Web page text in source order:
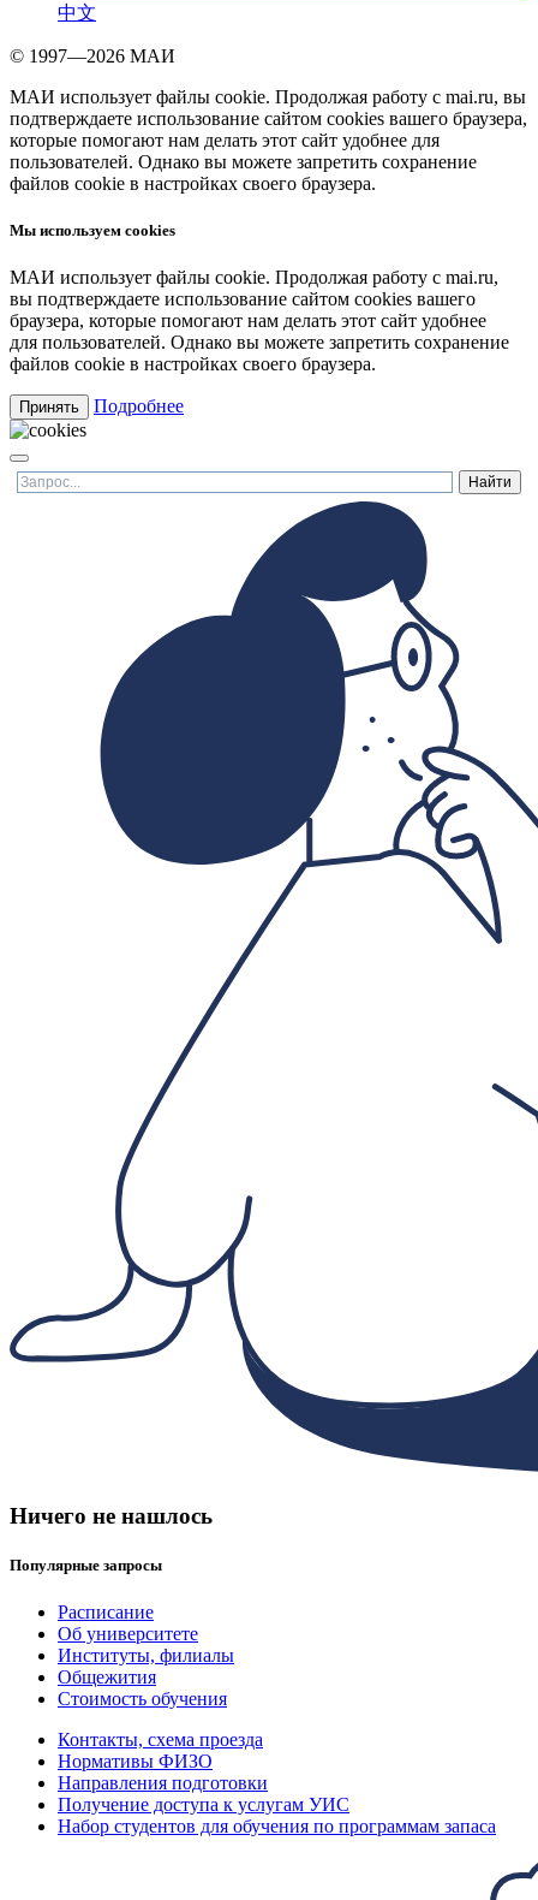
中文
© 1997—2026 МАИ
МАИ использует файлы cookie. Продолжая работу с mai.ru, вы
подтверждаете использование сайтом cookies вашего браузера,
которые помогают нам делать этот сайт удобнее для
пользователей. Однако вы можете запретить сохранение
файлов cookie в настройках своего браузера.
Мы используем cookies
МАИ использует файлы cookie. Продолжая работу с mai.ru,
вы подтверждаете использование сайтом cookies вашего
браузера, которые помогают нам делать этот сайт удобнее
для пользователей. Однако вы можете запретить сохранение
файлов cookie в настройках своего браузера.
Принять Подробнее
Ничего не нашлось
Популярные запросы
Расписание
Об университете
Институты, филиалы
Общежития
Стоимость обучения
Контакты, схема проезда
Нормативы ФИЗО
Направления подготовки
Получение доступа к услугам УИС
Набор студентов для обучения по программам запаса